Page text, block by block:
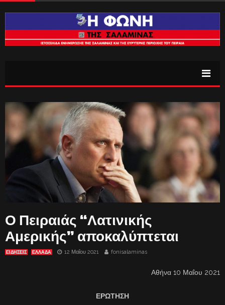
Ο Πειραιάς “Λατινικής
Αμερικής” αποκαλύπτεται
ΕΙΔΗΣΕΙΣ ΕΛΛΑΔΑ 12 Μαΐου 2021 fonisalaminas
Αθήνα 10 Μαΐου 2021
ΕΡΩΤΗΣΗ